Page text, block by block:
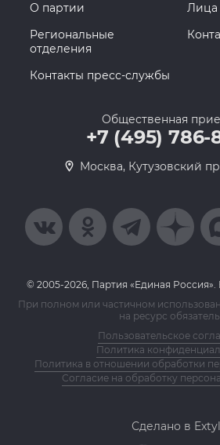
О партии
Лица
Региональные
отделения
Контакты пресс-службы
Общественная
+7 (495) 786-
Москва, Кутузовский
© 2005-2026, Партия «Единая
При полном или частичном
на ресурс
Пользовательское
Политика
Политика в отношении обработки
Согласие на обработку
Сделано в Extyl